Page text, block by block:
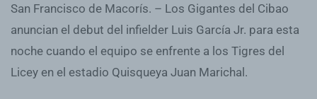
San Francisco de Macorís. – Los Gigantes del Cibao
anuncian el debut del infielder Luis García Jr. para esta
noche cuando el equipo se enfrente a los Tigres del
Licey en el estadio Quisqueya Juan Marichal.